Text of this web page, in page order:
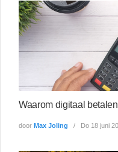
Waarom digitaal
door Max Joling Do 18 juni